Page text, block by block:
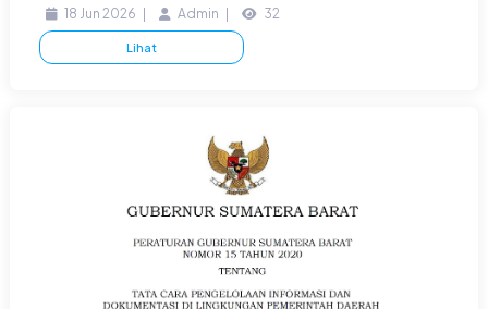
18 Jun 2026 | Admin | 32
Lihat